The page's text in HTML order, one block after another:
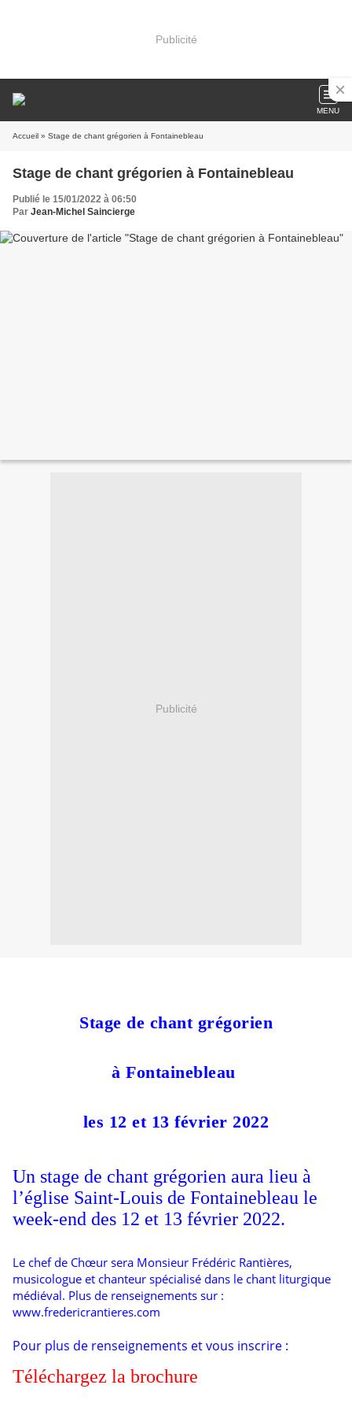
Publicité
MENU
Accueil » Stage de chant grégorien à Fontainebleau
Stage de chant grégorien à Fontainebleau
Publié le 15/01/2022 à 06:50
Par Jean-Michel Saincierge
Publicité
Stage de chant grégorien
à Fontainebleau
les 12 et 13 février 2022
Un stage de chant grégorien aura lieu à
l’église Saint-Louis de Fontainebleau le
week-end des 12 et 13 février 2022.
Le chef de Chœur sera Monsieur Frédéric Rantières,
musicologue et chanteur spécialisé dans le chant liturgique
médiéval. Plus de renseignements sur :
www.fredericrantieres.com
Pour plus de renseignements et vous inscrire :
Téléchargez la brochure